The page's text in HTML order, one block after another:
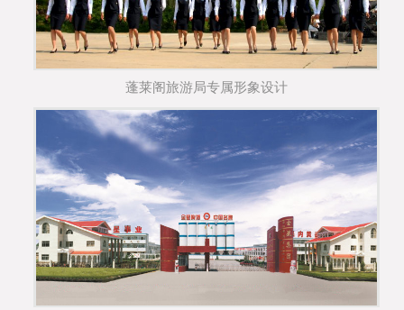
蓬莱阁旅游局专属形象设计